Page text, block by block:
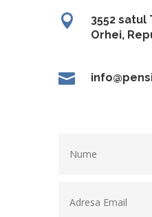

3552 satul
Orhei,
